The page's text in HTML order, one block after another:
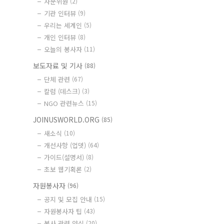
기관 인터뷰 (9)
우리는 세계인 (5)
개인 인터뷰 (8)
오늘의 봉사자 (11)
보도자료 및 기사 (88)
단체 관련 (67)
칼럼 (데스크) (3)
NGO 관련뉴스 (15)
JOINUSWORLD.ORG (85)
새소식 (10)
개선사항 (업뎃) (64)
가이드(설명서) (8)
초보 웹기획론 (2)
자원봉사자 (96)
공지 및 모집 안내 (15)
자원봉사자 팁 (43)